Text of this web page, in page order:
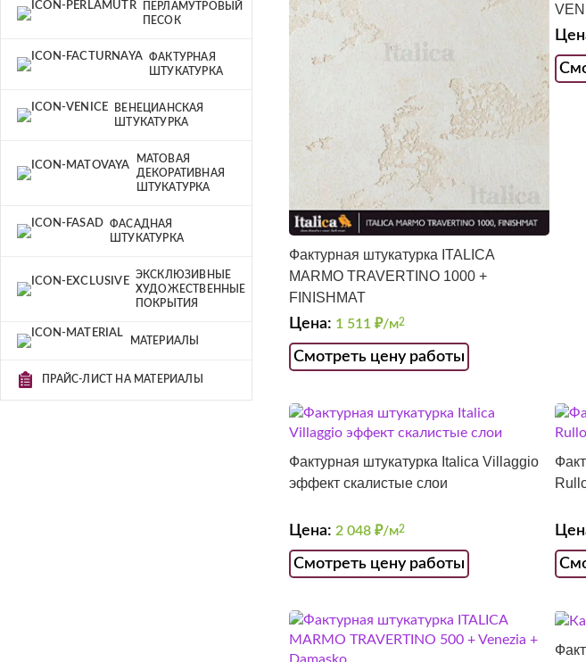
ПЕРЛАМУТРОВЫЙ
ПЕСОК
ФАКТУРНАЯ
ШТУКАТУРКА
ВЕНЕЦИАНСКАЯ
ШТУКАТУРКА
МАТОВАЯ
ДЕКОРАТИВНАЯ
ШТУКАТУРКА
ФАСАДНАЯ
ШТУКАТУРКА
ЭКСКЛЮЗИВНЫЕ
ХУДОЖЕСТВЕННЫЕ
ПОКРЫТИЯ
МАТЕРИАЛЫ
ПРАЙС-ЛИСТ НА МАТЕРИАЛЫ
Фактурная штукатурка ITALICA
MARMO TRAVERTINO 1000 +
FINISHMAT
Цена: 1 511 ₽/м2
Смотреть цену работы
Фактурная штукатурка Italica Villaggio
эффект скалистые слои
Цена: 2 048 ₽/м2
Смотреть цену работы